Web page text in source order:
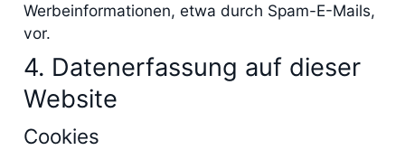
Werbeinformationen, etwa durch Spam-E-Mails,
vor.
4. Datenerfassung auf dieser
Website
Cookies